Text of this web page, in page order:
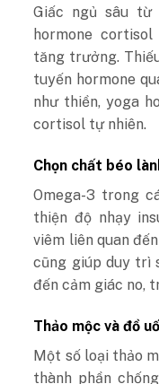
Giấc ngủ sâu từ
hormone
tăng trưởng.
tuyến hormone
như thiền, yoga
cortisol tự nhiên.
Chọn chất béo
Omega-3 trong
thiện độ nhạy
viêm liên quan
cũng giúp duy trì
đến cảm giác no,
Thảo mộc và đồ
Một số loại thảo
thành phần